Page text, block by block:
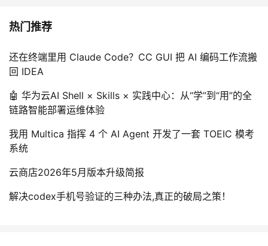
热门推荐
还在终端里用 Claude Code？CC GUI 把 AI 编码工作流搬
回 IDEA
🤖 华为云AI Shell × Skills × 实践中心：从“学”到“用”的全
链路智能部署运维体验
我用 Multica 指挥 4 个 AI Agent 开发了一套 TOEIC 模考
系统
云商店2026年5月版本升级简报
解决codex手机号验证的三种办法,真正的破局之策！